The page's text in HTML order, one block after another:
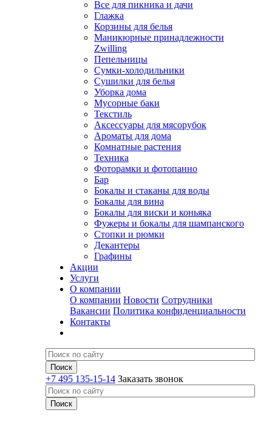
Все для пикника и дачи
Глажка
Корзины для белья
Маникюрные принадлежности
Zwilling
Пепельницы
Сумки-холодильники
Сушилки для белья
Уборка дома
Мусорные баки
Текстиль
Аксессуары для мясорубок
Ароматы для дома
Комнатные растения
Техника
Фоторамки и фотопанно
Бар
Бокалы и стаканы для воды
Бокалы для вина
Бокалы для виски и коньяка
Фужеры и бокалы для шампанского
Стопки и рюмки
Декантеры
Графины
Акции
Услуги
О компании
О компании Новости Сотрудники
Вакансии Политика конфиденциальности
Контакты
+7 495 135-15-14 Заказать звонок